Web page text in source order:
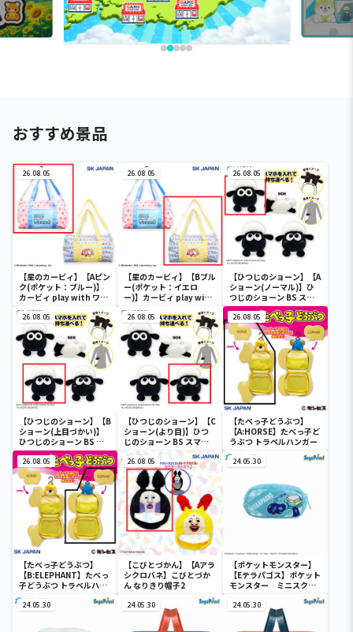
おすすめ景品
26.08.05
【星のカービィ】【Aピン
ク(ポケット：ブルー)】
カービィ play with ワド
ルディ ボストンバッグ
26.08.05
【星のカービィ】【Bブル
ー(ポケット：イエロ
ー)】カービィ play with
ワドルディ ボストンバッ
グ
26.08.05
【ひつじのショーン】【A
ショーン(ノーマル)】ひ
つじのショーン BS スマ
ホショーンルダー
26.08.05
【ひつじのショーン】【B
ショーン(上目づかい)】
ひつじのショーン BS ス
マホショーンルダー
26.08.05
【ひつじのショーン】【C
ショーン(より目)】ひつ
じのショーン BS スマホ
ショーンルダー
26.08.05
【たべっ子どうぶつ】
【A:HORSE】たべっ子ど
うぶつ トラベルハンガー
26.08.05
【たべっ子どうぶつ】
【B:ELEPHANT】たべっ
子どうぶつ トラベルハン
ガー
26.08.05
【こびとづかん】【Aアラ
シクロバネ】こびとづか
ん なりきり帽子2
24.05.30
【ポケットモンスター】
【Eテラパゴス】ポケット
モンスター ミニスクエ
24.05.30 24.05.30 24.05.30